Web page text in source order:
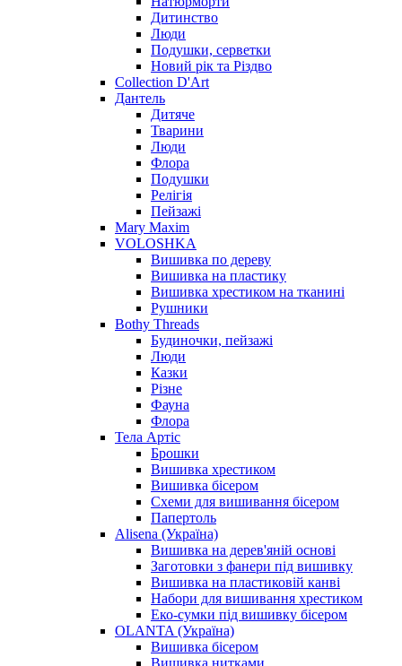
Дитинство
Люди
Подушки, серветки
Новий рік та Різдво
Collection D'Art
Дантель
Дитяче
Тварини
Люди
Флора
Подушки
Релігія
Пейзажі
Mary Maxim
VOLOSHKA
Вишивка по дереву
Вишивка на пластику
Вишивка хрестиком на тканині
Рушники
Bothy Threads
Будиночки, пейзажі
Люди
Казки
Різне
Фауна
Флора
Тела Артіс
Брошки
Вишивка хрестиком
Вишивка бісером
Схеми для вишивання бісером
Папертоль
Alisena (Україна)
Вишивка на дерев'яній основі
Заготовки з фанери під вишивку
Вишивка на пластиковій канві
Набори для вишивання хрестиком
Еко-сумки під вишивку бісером
OLANTA (Україна)
Вишивка бісером
Вишивка нитками